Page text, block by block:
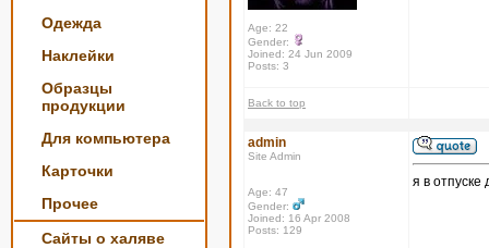
Одежда
Наклейки
Образцы
продукции
Для компьютера
Карточки
Прочее
Сайты о халяве
Age: 22
Gender:
Joined: 24 Jun 2009
Posts: 3
Back to top
admin
Site Admin
Age: 47
Gender:
Joined: 16 Apr 2008
Posts: 129
я в